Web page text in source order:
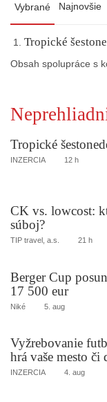
Vybrané Najnovšie
Tropické
Obsah spolupráce s
Tropické
INZERCIA 12 h
CK vs. lowcost:
súboj?
TIP travel, a.s. 21 h
Berger Cup
17 500 eur
Niké 5. aug
Vyžrebovanie
hrá vaše mesto či
INZERCIA 4. aug